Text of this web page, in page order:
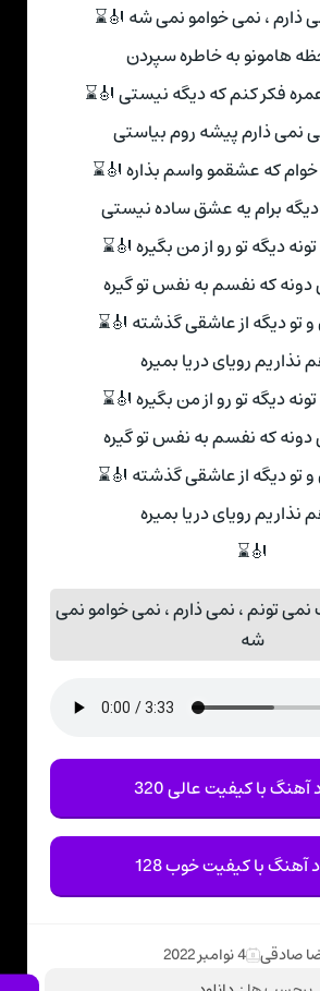
ذارم ، نمی خوامو نمی شه 🎻⌛
هامونو به خاطره سپردن
فکر کنم که دیگه نیستی 🎻⌛
نمی ذارم پیشه روم بیاستی
که عشقمو واسم بذاره 🎻⌛
برام یه عشق ساده نیستی
دیگه تو رو از من بگیره 🎻⌛
دونه که نفسم به نفس تو گیره
و تو دیگه از عاشقی گذشته 🎻⌛
نذاریم رویای دریا بمیره
دیگه تو رو از من بگیره 🎻⌛
دونه که نفسم به نفس تو گیره
و تو دیگه از عاشقی گذشته 🎻⌛
نذاریم رویای دریا بمیره
🎻⌛
تونم ، نمی ذارم ، نمی خوامو نمی
شه
آهنگ با کیفیت عالی 320
آهنگ با کیفیت خوب 128
صادقی 4 نوامبر 2022